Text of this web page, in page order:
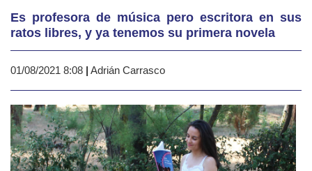
Es profesora de música pero escritora en sus
ratos libres, y ya tenemos su primera novela
01/08/2021 8:08 | Adrián Carrasco